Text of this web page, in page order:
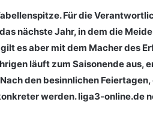
Für die
nächste Jahr, in dem die
es aber mit dem Macher des
läuft zum Saisonende aus,
den besinnlichen Feiertagen,
werden. liga3-online.de